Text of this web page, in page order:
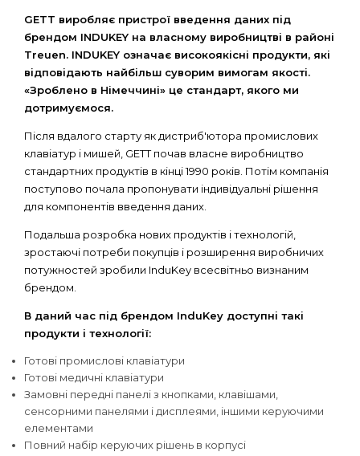
GETT виробляє пристрої введення даних під
брендом INDUKEY на власному виробництві в районі
Treuen. INDUKEY означає високоякісні продукти, які
відповідають найбільш суворим вимогам якості.
«Зроблено в Німеччині» це стандарт, якого ми
дотримуємося.
Після вдалого старту як дистриб'ютора промислових
клавіатур і мишей, GETT почав власне виробництво
стандартних продуктів в кінці 1990 років. Потім компанія
поступово почала пропонувати індивідуальні рішення
для компонентів введення даних.
Подальша розробка нових продуктів і технологій,
зростаючі потреби покупців і розширення виробничих
потужностей зробили InduKey всесвітньо визнаним
брендом.
В даний час під брендом InduKey доступні такі
продукти і технології:
Готові промислові клавіатури
Готові медичні клавіатури
Замовні передні панелі з кнопками, клавішами,
сенсорними панелями і дисплеями, іншими керуючими
елементами
Повний набір керуючих рішень в корпусі